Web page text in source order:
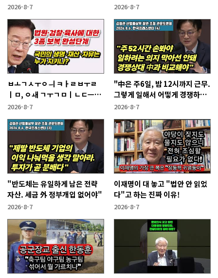
2026-8-7 2026-8-7
ㅂㅗㄱㅅㅜㅇㅢ ㅋㅏㄹㅂㅜㄹ
ㅣㅁ, ㅇㅙ ㄱㅜㄱㅁㅣㄴㄷㅡㄹ
ㅇㅣ ㄷㅏㅇㅎㅐㅇㅑ ㅎㅏㄴㅏ?
2026-8-7
"中은 주6일, 밤 12시까지 근무.
그렇게 일해서 어떻게 경쟁하냐
반문하더라"
2026-8-7
"반도체는 유일하게 남은 전략
자산. 세금 外 정부개입 없어야"
2026-8-7
이재명이 대 놓고 "법안 안 읽었
다"고 하는 진짜 이유!
2026-8-7